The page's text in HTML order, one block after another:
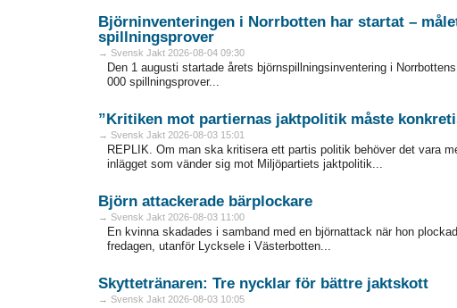
Björninventeringen i Norrbotten har startat –
spillningsprover
→ Svensk Jakt 2026-08-04 09:30
Den 1 augusti startade årets björnspillningsinventering i
000 spillningsprover...
”Kritiken mot partiernas jaktpolitik måste
→ Svensk Jakt 2026-08-03 15:01
REPLIK. Om man ska kritisera ett partis politik behöver det vara
inlägget som vänder sig mot Miljöpartiets jaktpolitik...
Björn attackerade bärplockare
→ Svensk Jakt 2026-08-03 11:00
En kvinna skadades i samband med en björnattack när hon
fredagen, utanför Lycksele i Västerbotten...
Skyttetränaren: Tre nycklar för bättre jaktskott
→ Svensk Jakt 2026-08-03 10:05